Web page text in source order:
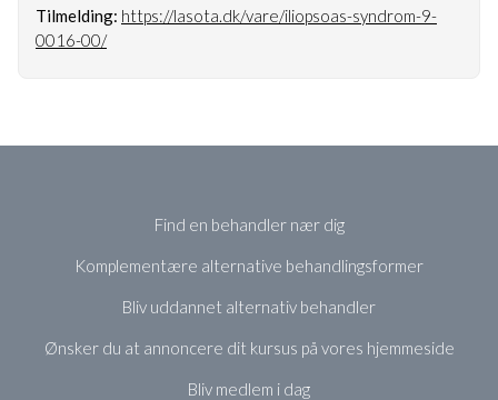
Tilmelding: https://lasota.dk/vare/iliopsoas-syndrom-9-
0016-00/
Find en behandler nær dig
Komplementære alternative behandlingsformer
Bliv uddannet alternativ behandler
Ønsker du at annoncere dit kursus på vores hjemmeside
Bliv medlem i dag